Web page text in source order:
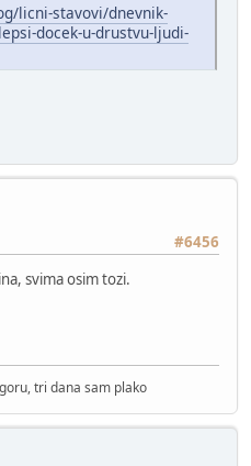
licni-stavovi/dnevnik-
docek-u-drustvu-ljudi-
#6456
svima osim tozi.
tri dana sam plako